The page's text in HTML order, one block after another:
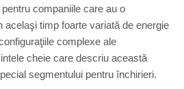
companiile care au o
acelaşi timp foarte variată de energie
complexe ale
cheie care descriu această
segmentului pentru închirieri.